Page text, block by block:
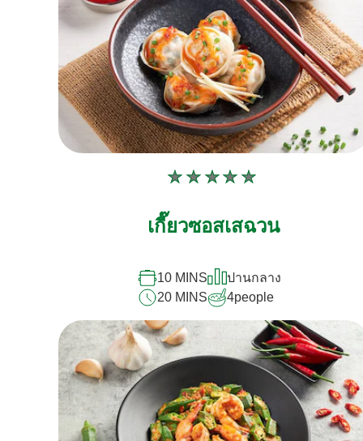
ไม่มี
ให้
สำหรับ
recipe
นี้
เกี๊ยวซอสเสฉวน
10 MINS
ปานกลาง
20 MINS
4people